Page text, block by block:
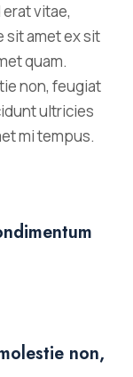
vitae,
amet ex sit
quam.
non, feugiat
ultricies
mi tempus.
non,